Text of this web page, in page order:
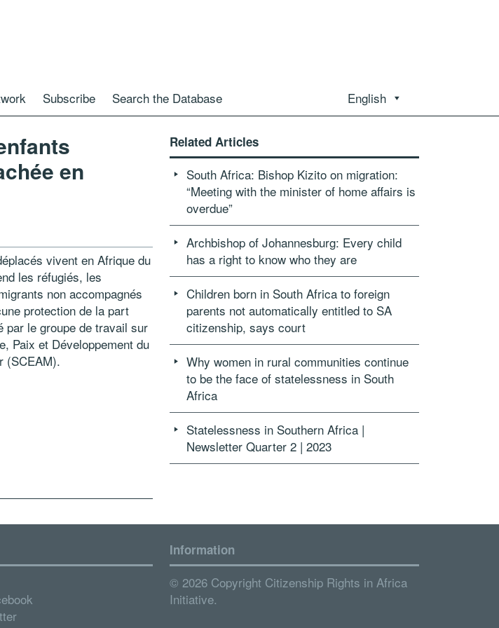
Subscribe Search the Database English
en
vivent en Afrique du
les réfugiés, les
non accompagnés
protection de la part
par le groupe de travail sur
Paix et Développement du
(SCEAM).
Related Articles
South Africa: Bishop Kizito on migration:
“Meeting with the minister of home affairs is
overdue”
Archbishop of Johannesburg: Every child
has a right to know who they are
Children born in South Africa to foreign
parents not automatically entitled to SA
citizenship, says court
Why women in rural communities continue
to be the face of statelessness in South
Africa
Statelessness in Southern Africa |
Newsletter Quarter 2 | 2023
Information
© 2026 Copyright Citizenship Rights in Africa
Initiative.